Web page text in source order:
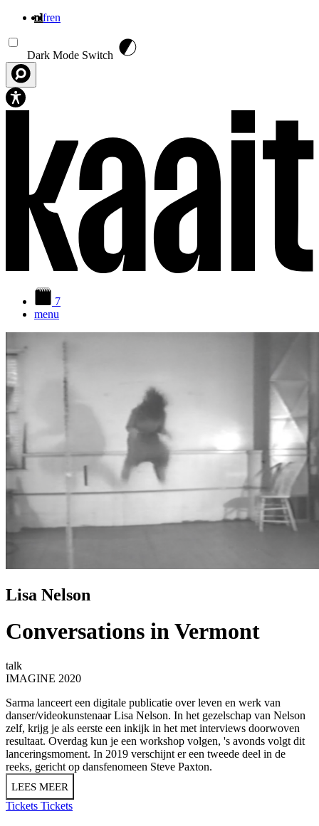
nlfren
Dark Mode Switch
7
menu
Lisa Nelson
Conversations in Vermont
talk
IMAGINE 2020
Sarma lanceert een digitale publicatie over leven en werk van
danser/videokunstenaar Lisa Nelson. In het gezelschap van Nelson
zelf, krijg je als eerste een inkijk in het met interviews doorwoven
resultaat. Overdag kun je een workshop volgen, 's avonds volgt dit
lanceringsmoment. In 2019 verschijnt er een tweede deel in de
reeks, gericht op dansfenomeen Steve Paxton.
LEES MEER
Tickets Tickets